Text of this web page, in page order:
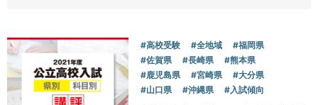
#高校受験 #全地域
#福岡県
#佐賀県
#長崎県
#熊本県
#鹿児島県
#宮崎県
#大分県
#山口県
#沖縄県 #入試傾向